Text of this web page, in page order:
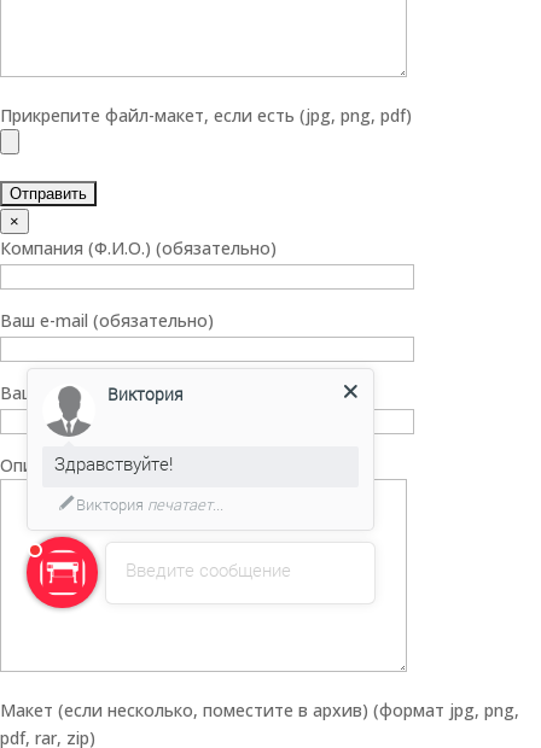
Прикрепите файл-макет, если есть (jpg, png, pdf)
×
Компания (Ф.И.О.) (обязательно)
Ваш e-mail (обязательно)
Ваш телефон (по желанию)
Описание заказа (по желанию)
Макет (если несколько, поместите в архив) (формат jpg, png,
pdf, rar, zip)
Введите сообщение
Виктория
Здравствуйте!
Виктория печатает...